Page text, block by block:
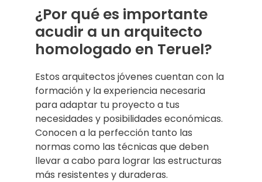
¿Por qué es importante
acudir a un arquitecto
homologado en Teruel?
Estos arquitectos jóvenes cuentan con la
formación y la experiencia necesaria
para adaptar tu proyecto a tus
necesidades y posibilidades económicas.
Conocen a la perfección tanto las
normas como las técnicas que deben
llevar a cabo para lograr las estructuras
más resistentes y duraderas.